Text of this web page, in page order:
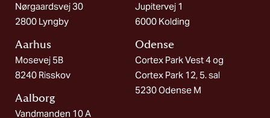
Nørgaardsvej 30
2800 Lyngby
Aarhus
Mosevej 5B
8240 Risskov
Aalborg​
Vandmanden 10 A
Jupitervej 1
6000 Kolding
Odense
Cortex Park Vest 4 og
Cortex Park 12, 5. sal
5230 Odense M